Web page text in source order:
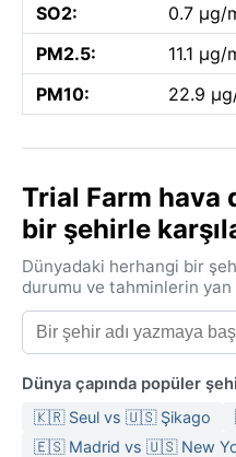
SO2:
0.7 µg/
PM2.5:
11.1 µg/
PM10:
22.9
Trial Farm hava
bir şehirle
Dünyadaki herhangi bir
durumu ve tahminlerin yan
Dünya çapında popüler
🇰🇷 Seul vs 🇺🇸 Şikago
🇪🇸 Madrid vs 🇺🇸 New